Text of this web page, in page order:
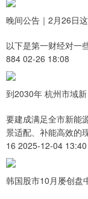
晚间公告｜2月26日
以下是第一财经对一
884 02-26 18:08
到2030年 杭州市域
要建成满足全市新能
景适配、补能高效的
16 2025-12-04 13:40
韩国股市10月屡创盘